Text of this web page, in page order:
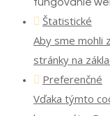
Štatistické
Aby sme mohli
stránky na
Preferenčné
Vďaka týmto